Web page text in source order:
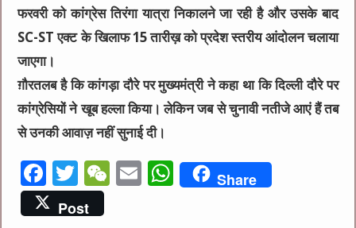
फरवरी को कांग्रेस तिरंगा यात्रा निकालने जा रही है और उसके बाद
SC-ST एक्ट के खिलाफ 15 तारीख़ को प्रदेश स्तरीय आंदोलन चलाया
जाएगा।
ग़ौरतलब है कि कांगड़ा दौरे पर मुख्यमंत्री ने कहा था कि दिल्ली दौरे पर
कांग्रेसियों ने खूब हल्ला किया। लेकिन जब से चुनावी नतीजे आएं हैं तब
से उनकी आवाज़ नहीं सुनाई दी।
F
a
T
w
W E
W
Share
Post